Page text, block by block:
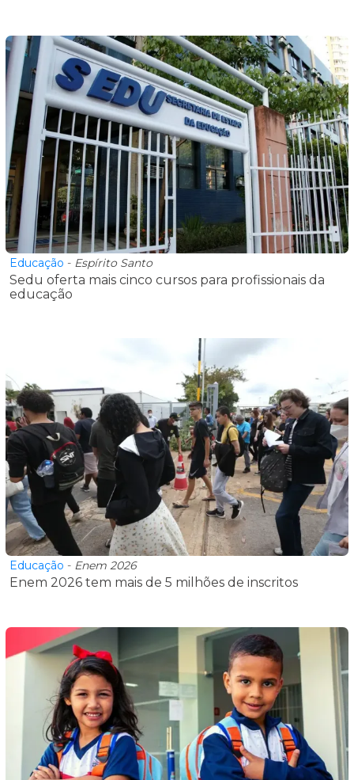
Educação - Espírito Santo
Sedu oferta mais cinco cursos para profissionais da
educação
Educação - Enem 2026
Enem 2026 tem mais de 5 milhões de inscritos